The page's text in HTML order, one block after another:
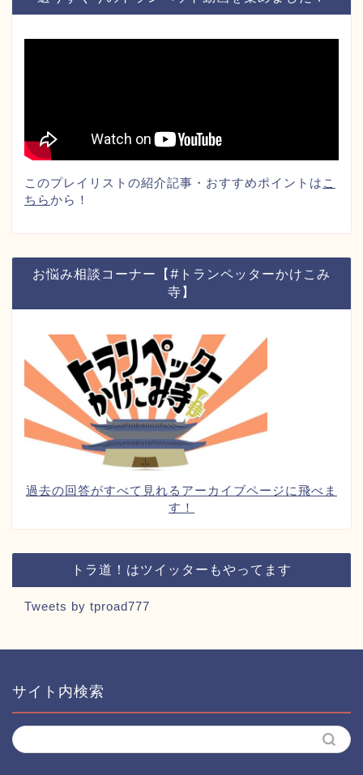
このプレイリストの紹介記事・おすすめポイントは こ
ちらから！
お悩み相談コーナー【#トランペッターかけこみ
寺】
過去の回答がすべて見れるアーカイブページに飛べま
す！
トラ道！はツイッターもやってます
Tweets by tproad777
サイト内検索